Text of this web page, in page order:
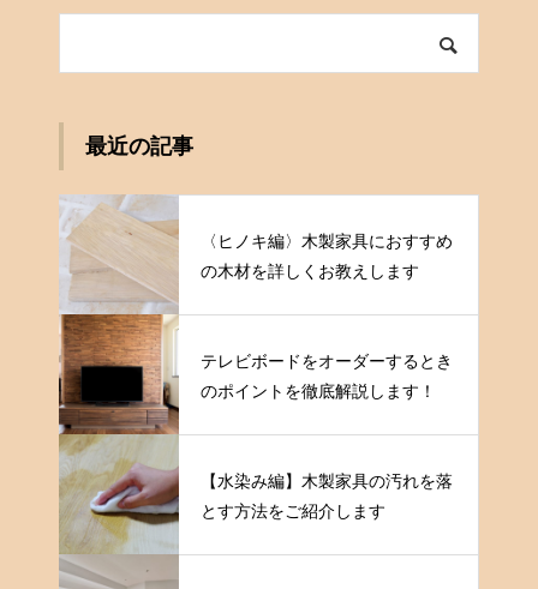
最近の記事
〈ヒノキ編〉木製家具におすすめ
の木材を詳しくお教えします
テレビボードをオーダーするとき
のポイントを徹底解説します！
【水染み編】木製家具の汚れを落
とす方法をご紹介します